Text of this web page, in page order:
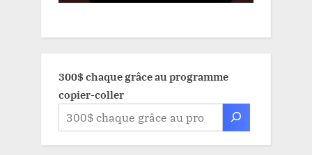
300$ chaque grâce au programme
copier-coller